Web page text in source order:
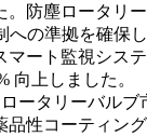
。防塵ロータリ
への準拠を確保
マート監視シス
向上しました。
ータリーバルブ
品性コーティン